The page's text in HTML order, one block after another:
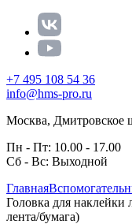
+7 495 108 54 36
info@hms-pro.ru
Москва, Дмитровское
Пн - Пт: 10.00 - 17.00
Сб - Вс: Выходной
Главная
Головка для наклейки
лента/бумага)